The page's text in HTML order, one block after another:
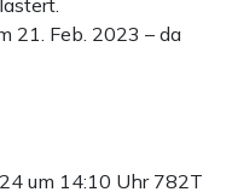
21. Feb. 2023 – da
um 14:10 Uhr 782T